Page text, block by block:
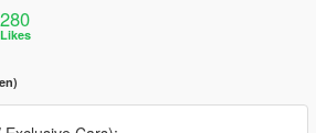
280
Likes